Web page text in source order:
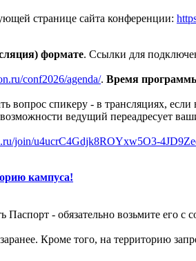
странице сайта конференции:
формате. Ссылки для
conf2026/agenda/. Время
вопрос спикеру - в трансляциях,
ведущий переадресует
join/u4ucrC4Gdjk8ROYxw5O3-
кампуса!
- обязательно возьмите его с
Кроме того, на территорию